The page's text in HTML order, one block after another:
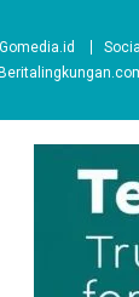
Gomedia.id